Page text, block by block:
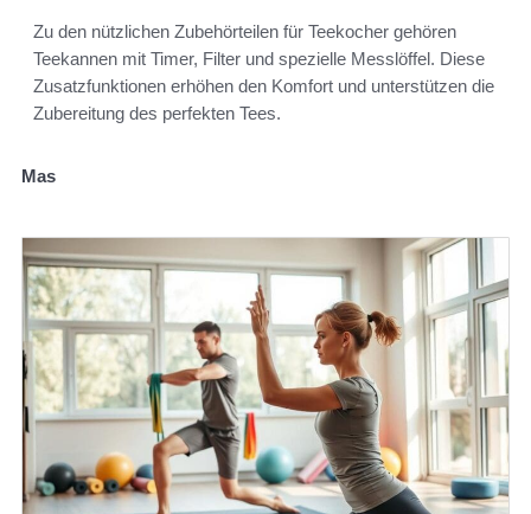
Zu den nützlichen Zubehörteilen für Teekocher gehören
Teekannen mit Timer, Filter und spezielle Messlöffel. Diese
Zusatzfunktionen erhöhen den Komfort und unterstützen die
Zubereitung des perfekten Tees.
Mas